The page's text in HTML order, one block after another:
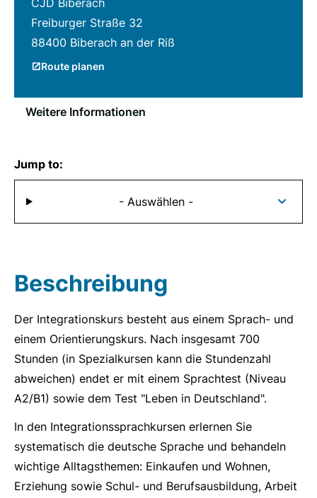
CJD Biberach
Freiburger Straße 32
88400 Biberach an der Riß
Route planen
Weitere Informationen
Jump to:
- Auswählen -
Beschreibung
Der Integrationskurs besteht aus einem Sprach- und
einem Orientierungskurs. Nach insgesamt 700
Stunden (in Spezialkursen kann die Stundenzahl
abweichen) endet er mit einem Sprachtest (Niveau
A2/B1) sowie dem Test "Leben in Deutschland".
In den Integrationssprachkursen erlernen Sie
systematisch die deutsche Sprache und behandeln
wichtige Alltagsthemen: Einkaufen und Wohnen,
Erziehung sowie Schul- und Berufsausbildung, Arbeit